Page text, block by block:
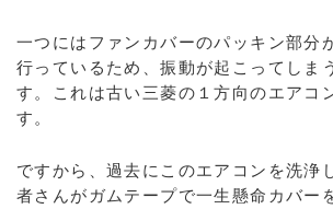
一つにはファンカバーのパッキン部分
行っているため、振動が起こってしま
す。これは古い三菱の１方向のエアコ
す。
ですから、過去にこのエアコンを洗浄
者さんがガムテープで一生懸命カバー